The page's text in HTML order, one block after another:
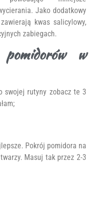
Jako dodatkowy
kwas salicylowy,
zabiegach.
w
swojej rutyny zobacz te 3
Pokrój pomidora na
Masuj tak przez 2-3